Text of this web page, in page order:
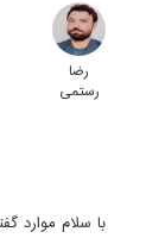
رضا
رستمی
با سلام موارد